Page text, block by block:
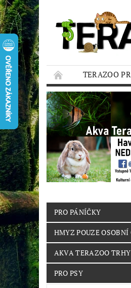
TERAZOO
HODNOCENÍ
PRO PÁNÍČKY
HMYZ POUZE OSOBNÍ
AKVA TERAZOO TRHY
PRO PSY